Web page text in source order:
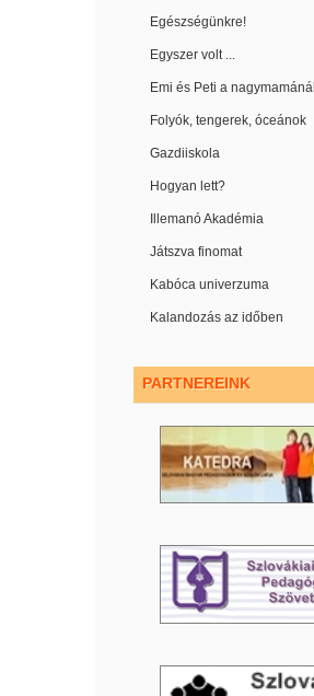
Egészségünkre!
Egyszer volt ...
Emi és Peti a nagymamánál
Folyók, tengerek, óceánok
Gazdiiskola
Hogyan lett?
Illemanó Akadémia
Játszva finomat
Kabóca univerzuma
Kalandozás az időben
PARTNEREINK